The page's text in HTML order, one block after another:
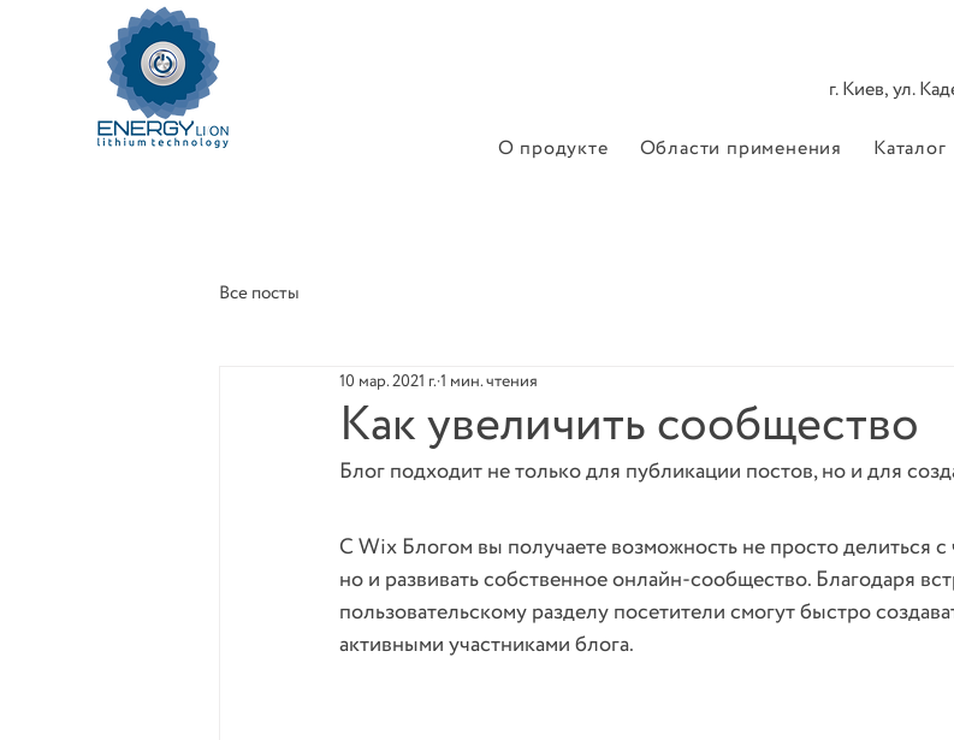
г. Киев, ул.
О продукте
Области применения Каталог
Все посты
Как увеличить сообщество
10 мар. 2021 г. 1 мин. чтения
Блог подходит не только для публикации постов, но и для
С Wix Блогом вы получаете возможность не просто делиться
но и развивать собственное онлайн-сообщество. Благодаря
пользовательскому разделу посетители смогут быстро
активными участниками блога.